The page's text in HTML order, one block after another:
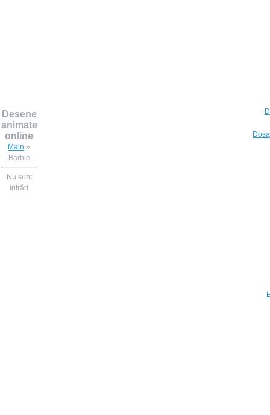
Desene
animate
online
Main »
Barbie
Nu sunt
intrări